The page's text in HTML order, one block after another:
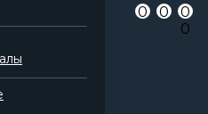
0 0
0
0